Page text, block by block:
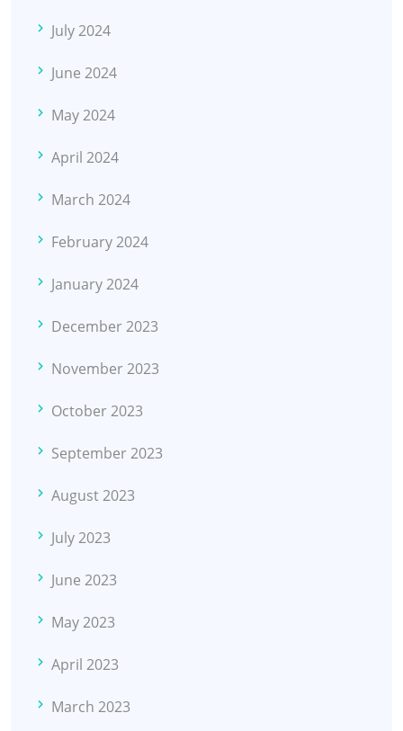
July 2024
June 2024
May 2024
April 2024
March 2024
February 2024
January 2024
December 2023
November 2023
October 2023
September 2023
August 2023
July 2023
June 2023
May 2023
April 2023
March 2023